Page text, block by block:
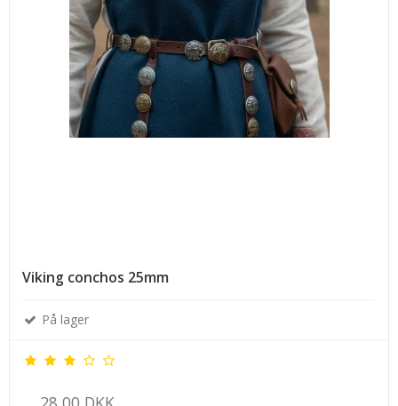
Viking conchos 25mm
På lager